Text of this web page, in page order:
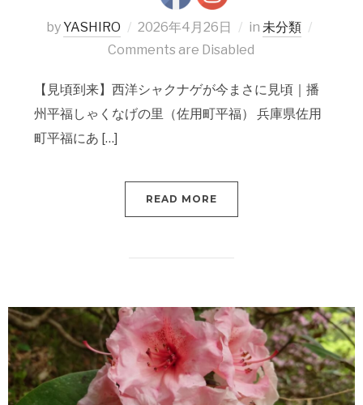
byYASHIRO 2026年4月26日 in未分類
Comments are Disabled
【見頃到来】西洋シャクナゲが今まさに見頃｜播
州平福しゃくなげの里（佐用町平福） 兵庫県佐用
町平福にあ […]
READ MORE